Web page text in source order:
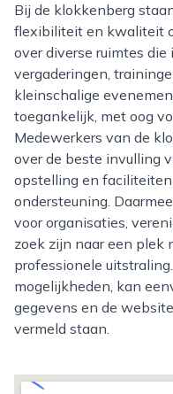
Bij de klokkenberg staan persoonlijke aandacht,
flexibiliteit en kwaliteit
over diverse ruimtes
vergaderingen,
kleinschalige
toegankelijk, met oog
Medewerkers van de
over de beste invulling
opstelling en
ondersteuning.
voor organisaties,
zoek zijn naar een plek
professionele
mogelijkheden, kan
gegevens en de
vermeld staan.